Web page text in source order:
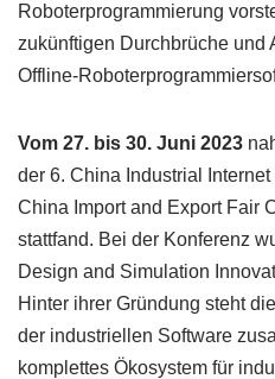
Roboterprogrammierung
zukünftigen Durchbrüche und
Offline-
Vom 27. bis 30. Juni 2023
der 6. China Industrial
China Import and Export Fair
stattfand. Bei der Konferenz
Design and Simulation
Hinter ihrer Gründung steht
der industriellen Software
komplettes Ökosystem für